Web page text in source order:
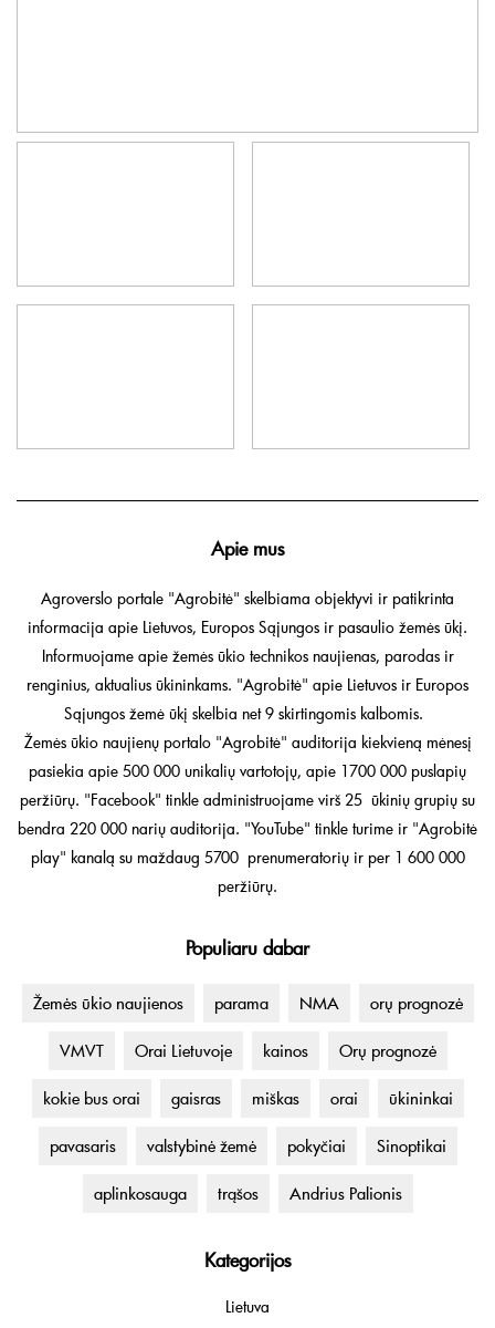
Apie mus
Agroverslo portale "Agrobitė" skelbiama objektyvi ir patikrinta
informacija apie Lietuvos, Europos Sąjungos ir pasaulio žemės ūkį.
Informuojame apie žemės ūkio technikos naujienas, parodas ir
renginius, aktualius ūkininkams. "Agrobitė" apie Lietuvos ir Europos
Sąjungos žemė ūkį skelbia net 9 skirtingomis kalbomis.
Žemės ūkio naujienų portalo "Agrobitė" auditorija kiekvieną mėnesį
pasiekia apie 500 000 unikalių vartotojų, apie 1700 000 puslapių
peržiūrų. "Facebook" tinkle administruojame virš 25 ūkinių grupių su
bendra 220 000 narių auditorija. "YouTube" tinkle turime ir "Agrobitė
play" kanalą su maždaug 5700 prenumeratorių ir per 1 600 000
peržiūrų.
Populiaru dabar
Žemės ūkio naujienos parama NMA orų prognozė
VMVT Orai Lietuvoje kainos Orų prognozė
kokie bus orai gaisras miškas orai ūkininkai
pavasaris valstybinė žemė pokyčiai Sinoptikai
aplinkosauga trąšos Andrius Palionis
Kategorijos
Lietuva